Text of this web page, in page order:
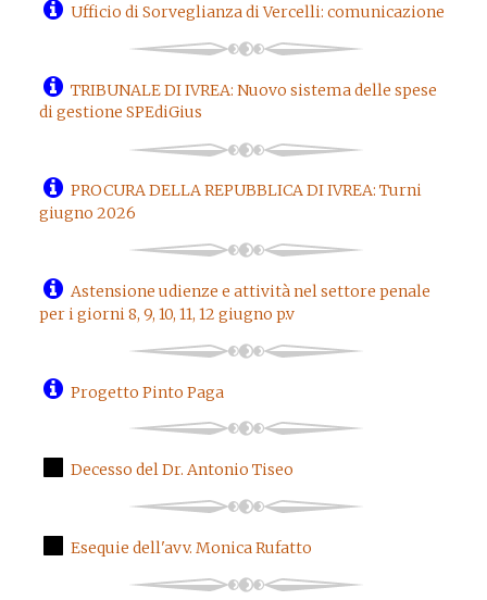
Ufficio di Sorveglianza di Vercelli: comunicazione
TRIBUNALE DI IVREA: Nuovo sistema delle spese
di gestione SPEdiGius
PROCURA DELLA REPUBBLICA DI IVREA: Turni
giugno 2026
Astensione udienze e attività nel settore penale
per i giorni 8, 9, 10, 11, 12 giugno p.v
Progetto Pinto Paga
Decesso del Dr. Antonio Tiseo
Esequie dell'avv. Monica Rufatto